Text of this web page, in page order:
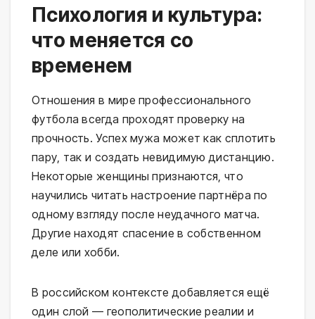
Психология и культура:
что меняется со
временем
Отношения в мире профессионального
футбола всегда проходят проверку на
прочность. Успех мужа может как сплотить
пару, так и создать невидимую дистанцию.
Некоторые женщины признаются, что
научились читать настроение партнёра по
одному взгляду после неудачного матча.
Другие находят спасение в собственном
деле или хобби.
В российском контексте добавляется ещё
один слой — геополитические реалии и